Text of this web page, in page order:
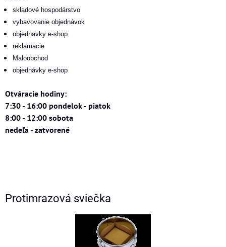
skladové hospodárstvo
vybavovanie objednávok
objednavky e-shop
reklamacie
Maloobchod
objednávky e-shop
Otváracie hodiny:
7:30 - 16:00 pondelok - piatok
8:00 - 12:00 sobota
nedeľa - zatvorené
Protimrazová sviečka